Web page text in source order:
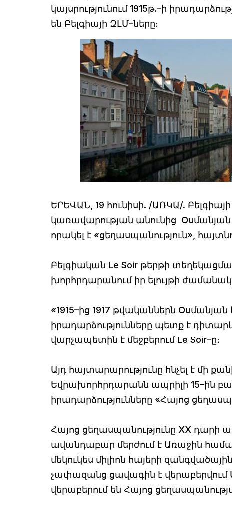
կայսրությունում 1915թ.–ի
են Բելգիայի ԶԼՄ–ները։
ԵՐԵՎԱՆ, 19 հունիսի. /ԱՌԿԱ/.
կառավարության անունից Օսմանյան
որակել է «ցեղասպանություն»,
Բելգիական Le Soir թերթի
խորհրդարանում իր ելույթի
«1915–ից 1917 թվականներն
իրադարձությունները պետք է
վարչապետին է մեջբերում Le Soir–ը։
Այդ հայտարարությունը հնչել է մի
Եվրախորհրդարանն ապրիլի 15–ին
իրադարձությունները «Հայոց
Հայոց ցեղասպանությունը ХХ դարի
ավանդաբար մերժում է Առաջին
մեկուկես միլիոն հայերի
չափազանց ցավագին է վերաբերվում
վերաբերում են Հայոց